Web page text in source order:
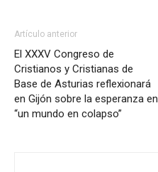
Artículo anterior
El XXXV Congreso de
Cristianos y Cristianas de
Base de Asturias reflexionará
en Gijón sobre la esperanza en
“un mundo en colapso”